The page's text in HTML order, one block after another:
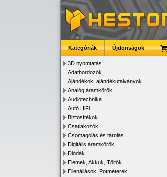
Kategóriák Újdonságok
3D nyomtatás
Adathordozók
Ajándékok, ajándékutalványok
Analóg áramkörök
Audiotechnika
Autó HiFi
Biztosítékok
Csatlakozók
Csomagolás és tárolás
Digitális áramkörök
Diódák
Elemek, Akkuk, Töltők
Ellenállások, Potméterek